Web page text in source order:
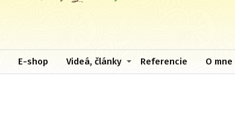
E-shop Videá, články Referencie O mne